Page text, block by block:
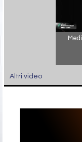
Altri video